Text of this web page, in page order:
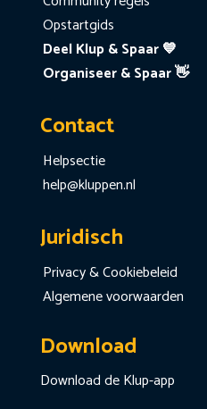
Opstartgids
Deel Klup & Spaar 💙
Organiseer & Spaar 👋
Contact
Helpsectie
help@kluppen.nl
Juridisch
Privacy & Cookiebeleid
Algemene voorwaarden
Download
Download de Klup-app